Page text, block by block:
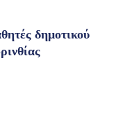
δημοτικού